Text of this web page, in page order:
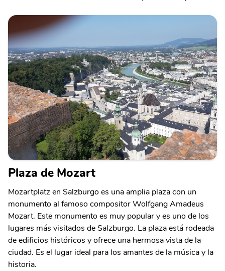
Plaza de Mozart
Mozartplatz en Salzburgo es una amplia plaza con un
monumento al famoso compositor Wolfgang Amadeus
Mozart. Este monumento es muy popular y es uno de los
lugares más visitados de Salzburgo. La plaza está rodeada
de edificios históricos y ofrece una hermosa vista de la
ciudad. Es el lugar ideal para los amantes de la música y la
historia.